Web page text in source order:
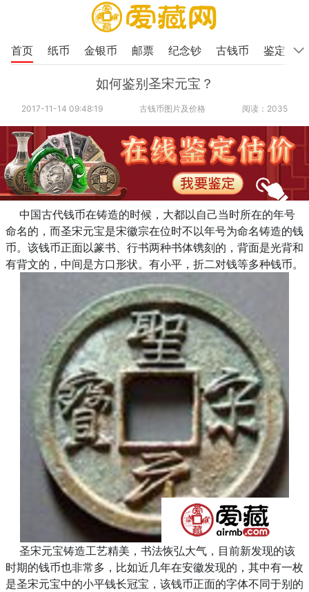
首页 纸币 金银币 邮票 纪念钞 古钱币 鉴定
如何鉴别圣宋元宝？
2017-11-14 09:48:19 古钱币图片及价格 阅读：2035
中国古代钱币在铸造的时候，大都以自己当时所在的年号
命名的，而圣宋元宝是宋徽宗在位时不以年号为命名铸造的钱
币。该钱币正面以篆书、行书两种书体镌刻的，背面是光背和
有背文的，中间是方口形状。有小平，折二对钱等多种钱币。
圣宋元宝铸造工艺精美，书法恢弘大气，目前新发现的该
时期的钱币也非常多，比如近几年在安徽发现的，其中有一枚
是圣宋元宝中的小平钱长冠宝，该钱币正面的字体不同于别的